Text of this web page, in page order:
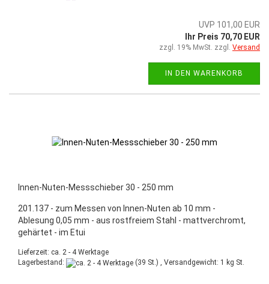
UVP 101,00 EUR
Ihr Preis 70,70 EUR
zzgl. 19% MwSt. zzgl. Versand
IN DEN WARENKORB
Innen-Nuten-Messschieber 30 - 250 mm
201.137 - zum Messen von Innen-Nuten ab 10 mm -
Ablesung 0,05 mm - aus rostfreiem Stahl - mattverchromt,
gehärtet - im Etui
Lieferzeit: ca. 2 - 4 Werktage
Lagerbestand:
(39 St.) , Versandgewicht: 1 kg St.